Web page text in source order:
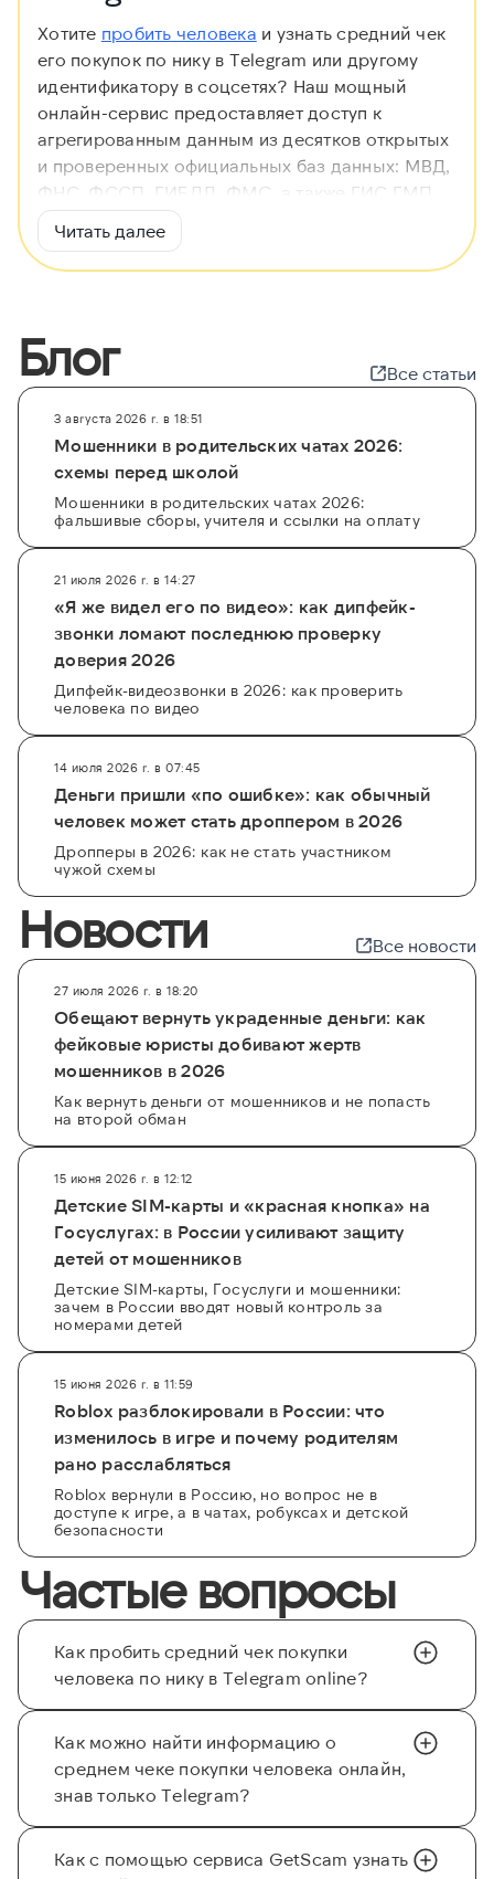
Хотите пробить человека и узнать средний чек
его покупок по нику в Telegram или другому
идентификатору в соцсетях? Наш мощный
онлайн-сервис предоставляет доступ к
агрегированным данным из десятков открытых
и проверенных официальных баз данных: МВД,
ФНС, ФССП, ГИБДД, ФМС, а также ГИС ГМП,
ФНП и ЕФРСБ. Это позволяет быстро
проверить незнакомца
аккаунта и получить детализированную
полностью автоматизирован и занимает
несколько минут.
Для того чтобыузнать чей
покупательскую способность, не требуется
специальных знаний. Просто введите никнейм,
номер телефона илиemailв поисковую строку
на GetScam.com, и система сама проведет
глубокий анализ по всем доступным
источникам. Мы предлагаем как платные
углубленные отчеты, так и возможность
бесплатнопровести базовую проверку,
которая уже может дать ключевую
информацию о том, кому принадлежит профиль
и можно ли доверять этому человеку в
финансовых вопросах.
Читать далее
Блог Все статьи
3 августа 2026 г. в 18:51
Мошенники в родительских чатах 2026:
схемы перед школой
Мошенники в родительских чатах 2026:
фальшивые сборы, учителя и ссылки на оплату
21 июля 2026 г. в 14:27
«Я же видел его по видео»: как дипфейк-
звонки ломают последнюю проверку
доверия 2026
Дипфейк-видеозвонки в 2026: как проверить
человека по видео
14 июля 2026 г. в 07:45
Деньги пришли «по ошибке»: как обычный
человек может стать дроппером в 2026
Дропперы в 2026: как не стать участником
чужой схемы
Новости Все новости
27 июля 2026 г. в 18:20
Обещают вернуть украденные деньги: как
фейковые юристы добивают жертв
мошенников в 2026
Как вернуть деньги от мошенников и не попасть
на второй обман
15 июня 2026 г. в 12:12
Детские SIM-карты и «красная кнопка» на
Госуслугах: в России усиливают защиту
детей от мошенников
Детские SIM-карты, Госуслуги и мошенники:
зачем в России вводят новый контроль за
номерами детей
15 июня 2026 г. в 11:59
Roblox разблокировали в России: что
изменилось в игре и почему родителям
рано расслабляться
Roblox вернули в Россию, но вопрос не в
доступе к игре, а в чатах, робуксах и детской
безопасности
Частые вопросы
Как пробить средний чек покупки
человека по нику в Telegram online?
Как можно найти информацию о
среднем чеке покупки человека онлайн,
знав только Telegram?
Как с помощью сервиса GetScam узнать